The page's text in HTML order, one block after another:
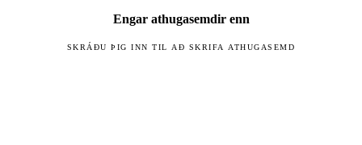
Engar athugasemdir enn
SKRÁÐU ÞIG INN TIL AÐ SKRIFA ATHUGASEMD